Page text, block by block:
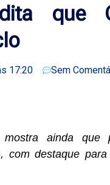
que
17:20 Sem
ainda que
com destaque